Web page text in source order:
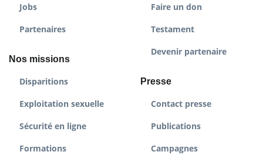
Jobs
Partenaires
Nos missions
Disparitions
Exploitation sexuelle
Sécurité en ligne
Formations
Faire un don
Testament
Devenir partenaire
Presse
Contact presse
Publications
Campagnes